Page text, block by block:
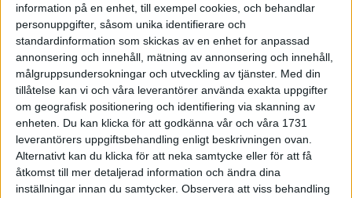
information på en enhet, till exempel cookies, och behandlar
personuppgifter, såsom unika identifierare och
standardinformation som skickas av en enhet for anpassad
annonsering och innehåll, mätning av annonsering och innehåll,
målgruppsundersokningar och utveckling av tjänster. Med din
tillåtelse kan vi och våra leverantörer använda exakta uppgifter
om geografisk positionering och identifiering via skanning av
enheten. Du kan klicka för att godkänna vår och våra 1731
leverantörers uppgiftsbehandling enligt beskrivningen ovan.
Alternativt kan du klicka för att neka samtycke eller för att få
åtkomst till mer detaljerad information och ändra dina
inställningar innan du samtycker. Observera att viss behandling
- Jag träffade Ingmar Ekstrand den våren. Ingmar är min
löparguru från Uppsala och han sa att det ändå finns “något
här” att ta fasta på. Jag hade mest varit gymtjejen innan men
jag gillade den mentala utmattningen som ett lång löppass gav.
Det tilltalade mig. Jag var och kommer aldrig att bli den där
löparen som springer Vårruset “ på skoj “ och kommer in på 18
minuter och sedan blir tillfrågad om de tillhör en klubb.
Däremot har jag en annan talang och det är att jag klarar av
väldigt mycket träning. Min förmåga att inspirera andra genom
det jag gör är också en slags talang.